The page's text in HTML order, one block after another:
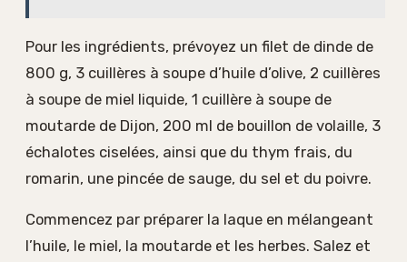
Pour les ingrédients, prévoyez un filet de dinde de
800 g, 3 cuillères à soupe d’huile d’olive, 2 cuillères
à soupe de miel liquide, 1 cuillère à soupe de
moutarde de Dijon, 200 ml de bouillon de volaille, 3
échalotes ciselées, ainsi que du thym frais, du
romarin, une pincée de sauge, du sel et du poivre.
Commencez par préparer la laque en mélangeant
l’huile, le miel, la moutarde et les herbes. Salez et